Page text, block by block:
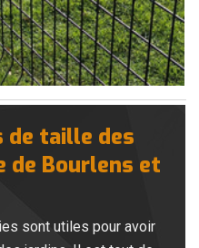
de taille des
de Bourlens et
sont utiles pour avoir